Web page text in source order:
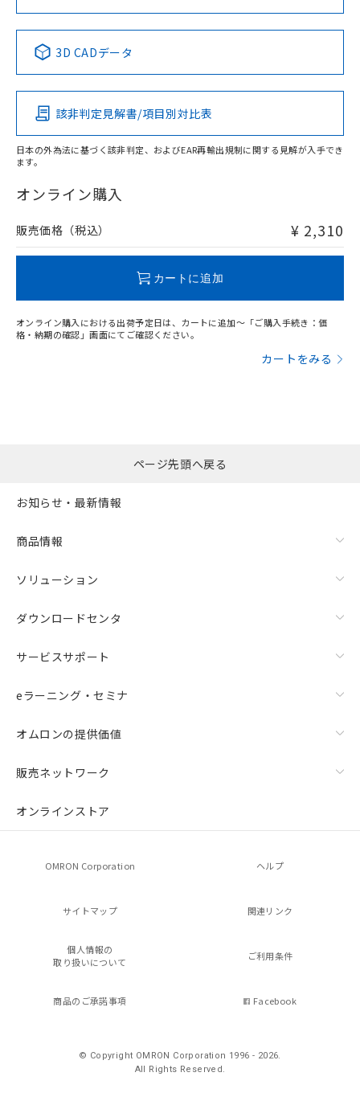
Pb Hg Cd Cr(VI)
O
在庫等で未対応品が混在する可能性があります。
問い合わせください。
3D CADデータ
該非判定見解書/項目別対比表
日本の外為法に基づく該非判定、およびEAR再輸出規制に関する見解が入手でき
ます。
オンライン購入
販売価格（税込） ¥ 2,310
カートに追加
オンライン購入における出荷予定日は、カートに追加～「ご購入手続き：価
格・納期の確認」画面にてご確認ください。
カートをみる
ページ先頭へ戻る
お知らせ・最新情報
商品情報
ソリューション
ダウンロードセンタ
サービスサポート
eラーニング・セミナ
オムロンの提供価値
販売ネットワーク
オンラインストア
OMRON Corporation ヘルプ
サイトマップ 関連リンク
個人情報の
取り扱いについて
ご利用条件
商品のご承諾事項 Facebook
© Copyright OMRON Corporation 1996 - 2026.
All Rights Reserved.